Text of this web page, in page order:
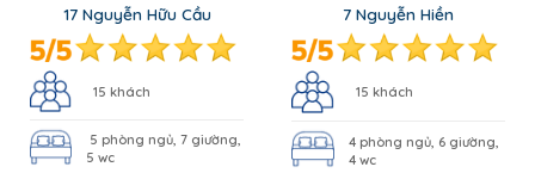
BBQ
Ngày thường 1.5 triệu
BBQ, Kara, Bida
Gần Biển Bãi Sau 250m
Ngày thường 5 triệu